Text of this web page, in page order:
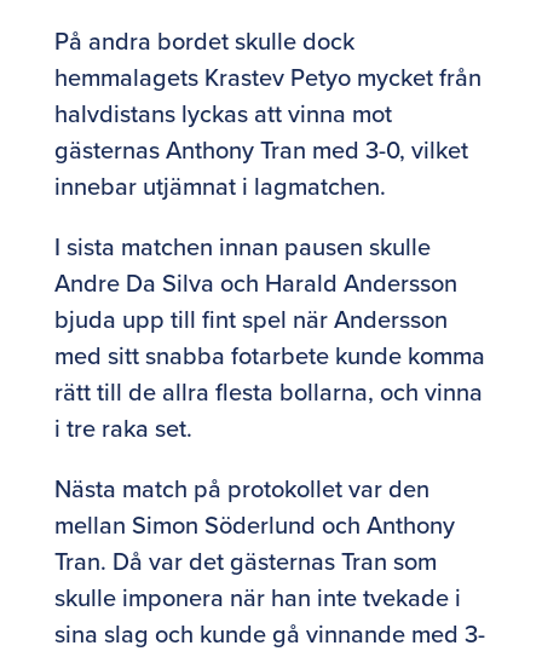
På andra bordet skulle dock
hemmalagets Krastev Petyo mycket från
halvdistans lyckas att vinna mot
gästernas Anthony Tran med 3-0, vilket
innebar utjämnat i lagmatchen.
I sista matchen innan pausen skulle
Andre Da Silva och Harald Andersson
bjuda upp till fint spel när Andersson
med sitt snabba fotarbete kunde komma
rätt till de allra flesta bollarna, och vinna
i tre raka set.
Nästa match på protokollet var den
mellan Simon Söderlund och Anthony
Tran. Då var det gästernas Tran som
skulle imponera när han inte tvekade i
sina slag och kunde gå vinnande med 3-